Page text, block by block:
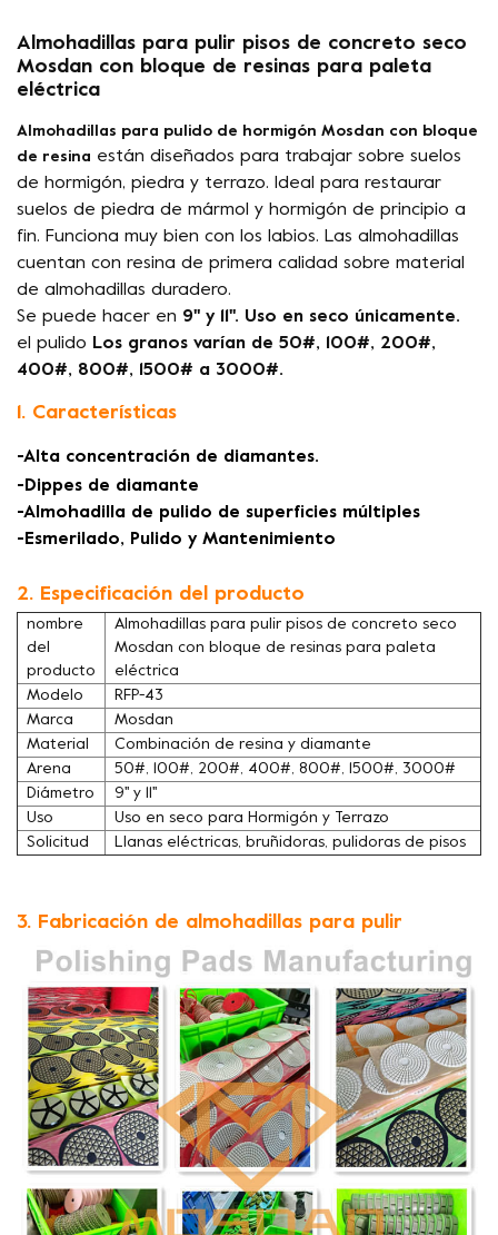
Almohadillas para pulir pisos de concreto seco
Mosdan con bloque de resinas para paleta
eléctrica
Almohadillas para pulido de hormigón Mosdan con bloque
de resina están diseñados para trabajar sobre suelos
de hormigón, piedra y terrazo. Ideal para restaurar
suelos de piedra de mármol y hormigón de principio a
fin. Funciona muy bien con los labios. Las almohadillas
cuentan con resina de primera calidad sobre material
de almohadillas duradero.
Se puede hacer en 9'' y 11''. Uso en seco únicamente.
el pulido Los granos varían de 50#, 100#, 200#,
400#, 800#, 1500# a 3000#.
1. Características
-Alta concentración de diamantes.
-Dippes de diamante
-Almohadilla de pulido de superficies múltiples
-Esmerilado, Pulido y Mantenimiento
2. Especificación del producto
nombre
del
producto
Almohadillas para pulir pisos de concreto seco
Mosdan con bloque de resinas para paleta
eléctrica
Modelo
RFP-43
Marca
Mosdan
Material
Combinación de resina y diamante
Arena
50#, 100#, 200#, 400#, 800#, 1500#, 3000#
Diámetro
9'' y 11''
Uso
Uso en seco para Hormigón y Terrazo
Solicitud
Llanas eléctricas, bruñidoras, pulidoras de pisos
3. Fabricación de almohadillas para pulir